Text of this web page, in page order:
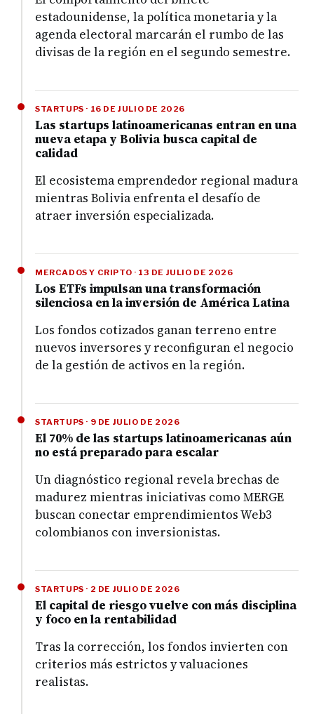
estadounidense, la política monetaria y la
agenda electoral marcarán el rumbo de las
divisas de la región en el segundo semestre.
STARTUPS · 16 DE JULIO DE 2026
Las startups latinoamericanas entran en una
nueva etapa y Bolivia busca capital de
calidad
El ecosistema emprendedor regional madura
mientras Bolivia enfrenta el desafío de
atraer inversión especializada.
MERCADOS Y CRIPTO · 13 DE JULIO DE 2026
Los ETFs impulsan una transformación
silenciosa en la inversión de América Latina
Los fondos cotizados ganan terreno entre
nuevos inversores y reconfiguran el negocio
de la gestión de activos en la región.
STARTUPS · 9 DE JULIO DE 2026
El 70% de las startups latinoamericanas aún
no está preparado para escalar
Un diagnóstico regional revela brechas de
madurez mientras iniciativas como MERGE
buscan conectar emprendimientos Web3
colombianos con inversionistas.
STARTUPS · 2 DE JULIO DE 2026
El capital de riesgo vuelve con más disciplina
y foco en la rentabilidad
Tras la corrección, los fondos invierten con
criterios más estrictos y valuaciones
realistas.